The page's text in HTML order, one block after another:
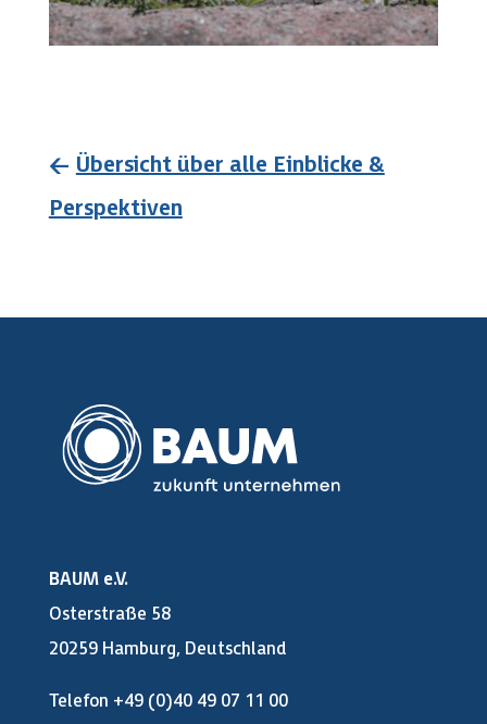
← Übersicht über alle Einblicke &
Perspektiven
BAUM e.V.
Osterstraße 58
20259 Hamburg, Deutschland
Telefon +49 (0)40 49 07 11 00